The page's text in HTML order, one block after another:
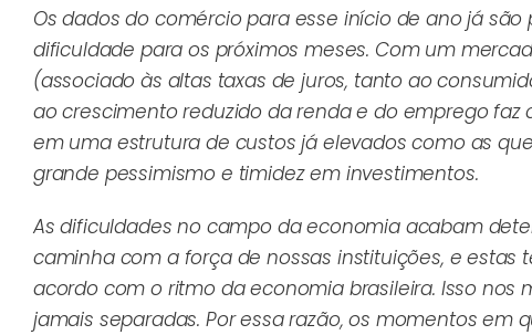
Os dados do comércio para esse início de ano já
dificuldade para os próximos meses. Com um
(associado às altas taxas de juros, tanto ao
ao crescimento reduzido da renda e do emprego
em uma estrutura de custos já elevados como as
grande pessimismo e timidez em investimentos.
As dificuldades no campo da economia acabam
caminha com a força de nossas instituições, e
acordo com o ritmo da economia brasileira. Isso
jamais separadas. Por essa razão, os momentos